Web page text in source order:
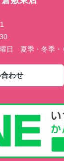
日 夏季・冬季・
わせ